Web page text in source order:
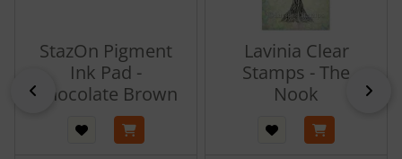
zurück
StazOn Pigment
Ink Pad -
Chocolate Brown
Lavinia Clear
Stamps - The
Nook